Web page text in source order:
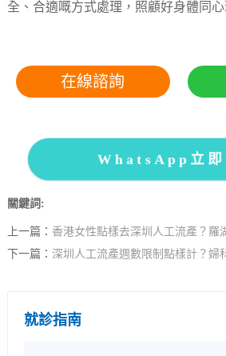
全、合適嘅方式處理，照顧好身體同心
在線諮詢
WhatsApp立即
關鍵詞:
上一篇： 香港女性點樣去深圳人工流產？羅
下一篇： 深圳人工流產週數限制點樣計？婦
就診指南